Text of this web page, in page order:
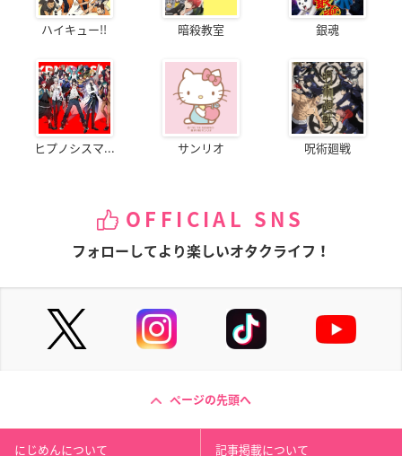
ハイキュー!! 暗殺教室 銀魂
ヒプノシスマ... サンリオ 呪術廻戦
OFFICIAL SNS
フォローしてより楽しいオタクライフ！
ページの先頭へ
にじめんについて 記事掲載について